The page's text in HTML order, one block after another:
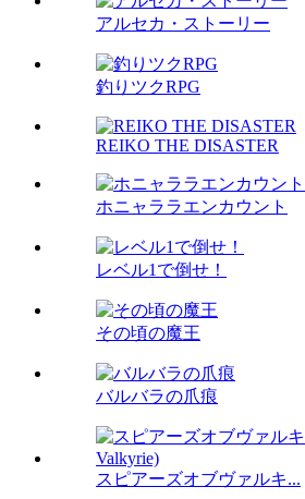
アルセカ・ストーリー
釣りツクRPG
REIKO THE DISASTER
ホニャララエンカウント
レベル1で倒せ！
その頃の魔王
バルバラの爪痕
スピアーズオブヴァルキ...